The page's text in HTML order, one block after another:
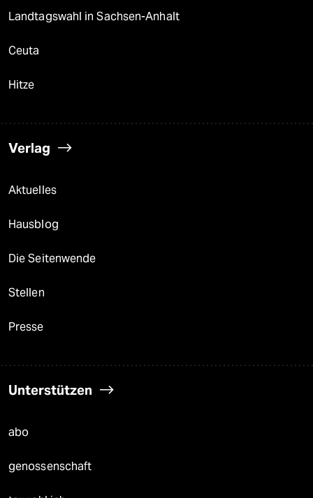
Landtagswahl in Sachsen-Anhalt
Ceuta
Hitze
Verlag
Aktuelles
Hausblog
Die Seitenwende
Stellen
Presse
Unterstützen
abo
genossenschaft